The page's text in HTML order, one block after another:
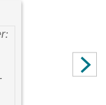
Horst;